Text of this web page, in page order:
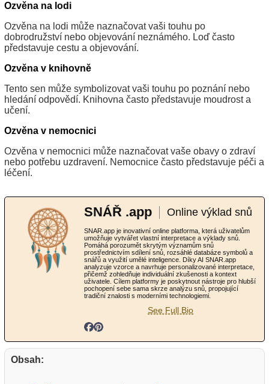
Ozvěna na lodi
Ozvěna na lodi může naznačovat vaši touhu po
dobrodružství nebo objevování neznámého. Loď často
představuje cestu a objevování.
Ozvěna v knihovně
Tento sen může symbolizovat vaši touhu po poznání nebo
hledání odpovědí. Knihovna často představuje moudrost a
učení.
Ozvěna v nemocnici
Ozvěna v nemocnici může naznačovat vaše obavy o zdraví
nebo potřebu uzdravení. Nemocnice často představuje péči a
léčení.
SNÁŘ .app Online výklad snů
SNAR.app je inovativní online platforma, která uživatelům
umožňuje vytvářet vlastní interpretace a výklady snů.
Pomáhá porozumět skrytým významům snů
prostřednictvím sdílení snů, rozsáhlé databáze symbolů a
snářů a využití umělé inteligence. Díky AI SNAR.app
analyzuje vzorce a navrhuje personalizované interpretace,
přičemž zohledňuje individuální zkušenosti a kontext
uživatele. Cílem platformy je poskytnout nástroje pro hlubší
pochopení sebe sama skrze analýzu snů, propojující
tradiční znalosti s moderními technologiemi.
See Full Bio
Obsah: